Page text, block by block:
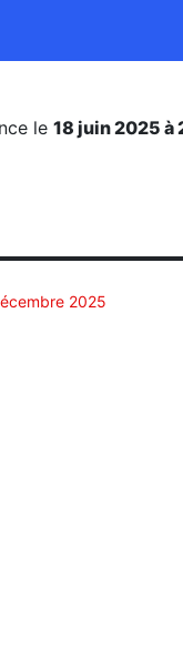
le 18 juin 2025 à
2025